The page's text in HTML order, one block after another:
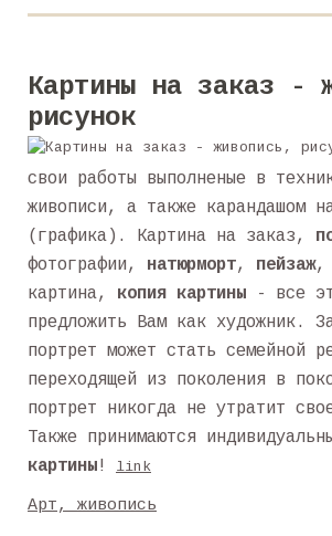
Картины на заказ -
рисунок
свои работы выполненые в
живописи, а также карандашом
(графика). Картина на заказ,
фотографии, натюрморт, пейзаж,
картина, копия картины - все
предложить Вам как художник.
портрет может стать семейной
переходящей из поколения в
портрет никогда не утратит
Также принимаются
картины! link
Арт, живопись